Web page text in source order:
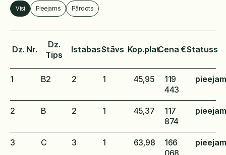
Statuss
Visi Pieejams Pārdots
Dz. Nr.
Dz.
Tips
IstabasStāvs Kop.plat.Cena €Statuss
1 B2 2 1 45,95
119
443
2 B 2 1 45,37
117
874
3 C 3 1 63,98
166
068